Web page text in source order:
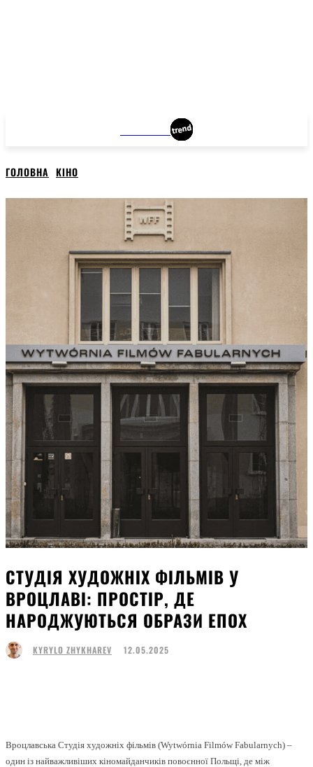
ГОЛОВНА КІНО
СТУДІЯ ХУДОЖНІХ ФІЛЬМІВ У
ВРОЦЛАВІ: ПРОСТІР, ДЕ
НАРОДЖУЮТЬСЯ ОБРАЗИ ЕПОХ
KYRYLO ZHYKHAREV 12.05.2025
Вроцлавська Студія художніх фільмів (Wytwórnia Filmów Fabularnych) –
один із найважливіших кіномайданчиків повоєнної Польщі, де між